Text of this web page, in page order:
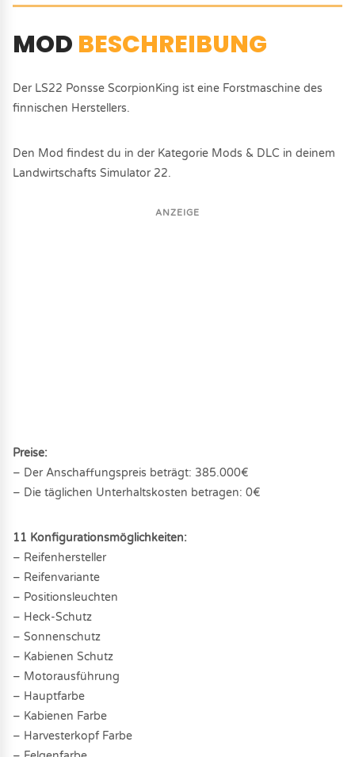
MOD BESCHREIBUNG
Der LS22 Ponsse ScorpionKing ist eine Forstmaschine des
finnischen Herstellers.
Den Mod findest du in der Kategorie Mods & DLC in deinem
Landwirtschafts Simulator 22.
ANZEIGE
Preise:
– Der Anschaffungspreis beträgt: 385.000€
– Die täglichen Unterhaltskosten betragen: 0€
11 Konfigurationsmöglichkeiten:
– Reifenhersteller
– Reifenvariante
– Positionsleuchten
– Heck-Schutz
– Sonnenschutz
– Kabienen Schutz
– Motorausführung
– Hauptfarbe
– Kabienen Farbe
– Harvesterkopf Farbe